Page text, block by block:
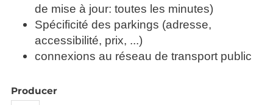
de mise à jour: toutes les minutes)
Spécificité des parkings (adresse,
accessibilité, prix, ...)
connexions au réseau de transport public
Producer